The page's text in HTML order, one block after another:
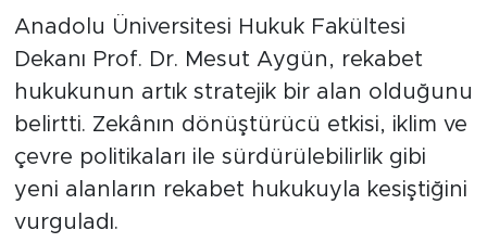
Anadolu Üniversitesi Hukuk Fakültesi
Dekanı Prof. Dr. Mesut Aygün, rekabet
hukukunun artık stratejik bir alan olduğunu
belirtti. Zekânın dönüştürücü etkisi, iklim ve
çevre politikaları ile sürdürülebilirlik gibi
yeni alanların rekabet hukukuyla kesiştiğini
vurguladı.